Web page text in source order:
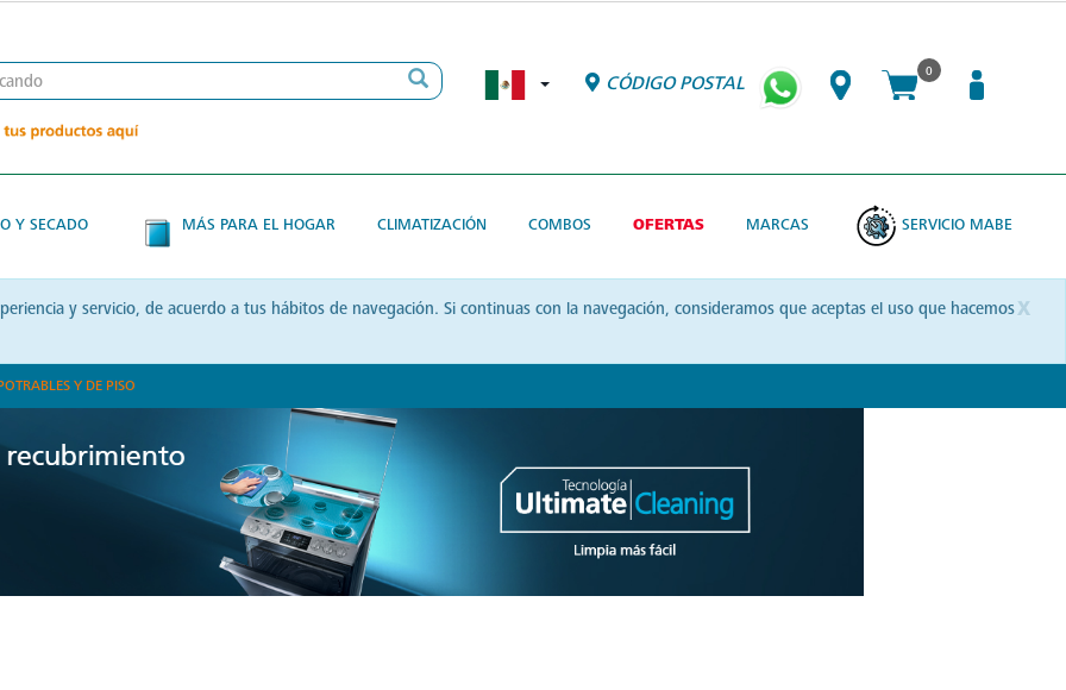
CÓDIGO POSTAL
0
Y SECADO MÁS PARA EL HOGAR CLIMATIZACIÓN COMBOS OFERTAS MARCAS SERVICIO MABE
x
y servicio, de acuerdo a tus hábitos de navegación. Si continuas con la navegación, consideramos que aceptas el uso que hacemos
Y DE PISO